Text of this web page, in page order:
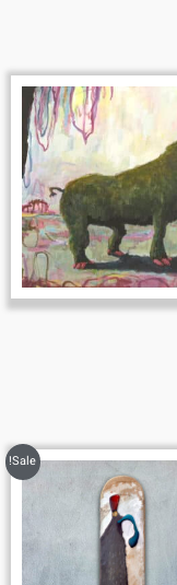
Sale!